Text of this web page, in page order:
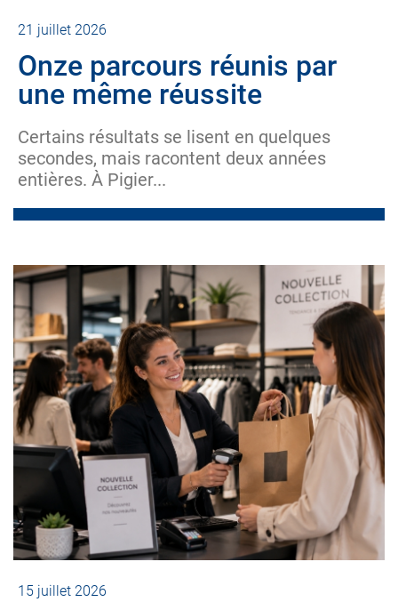
21 juillet 2026
Onze parcours réunis par
une même réussite
Certains résultats se lisent en quelques
secondes, mais racontent deux années
entières. À Pigier...
15 juillet 2026